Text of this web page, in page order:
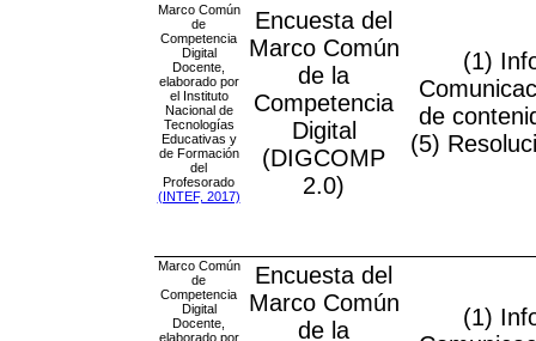
Marco Común
de
Competencia
Digital
Docente,
elaborado por
el Instituto
Nacional de
Tecnologías
Educativas y
de Formación
del
Profesorado
(INTEF, 2017)
Encuesta del
Marco Común
de la
Competencia
Digital
(DIGCOMP
2.0)
(1)
de
(5)
Marco Común
de
Competencia
Digital
Docente,
elaborado por
Encuesta del
Marco Común
de la
(1)